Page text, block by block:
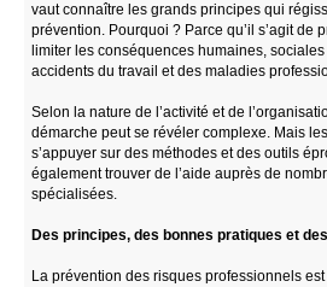
vaut connaître les grands principes qui
prévention. Pourquoi ? Parce qu’il s’agit de
limiter les conséquences humaines,
accidents du travail et des maladies
Selon la nature de l’activité et de
démarche peut se révéler complexe. Mais
s’appuyer sur des méthodes et des outils
également trouver de l’aide auprès de
spécialisées.
Des principes, des bonnes pratiques et
La prévention des risques professionnels